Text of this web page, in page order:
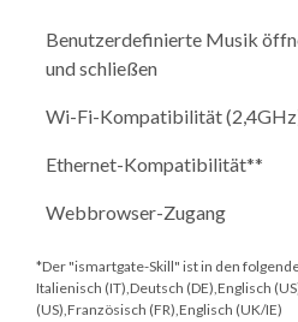
Benutzerdefinierte Musik
und schließen
Wi-Fi-Kompatibilität
Ethernet-Kompatibilität**
Webbrowser-Zugang
*Der "ismartgate-Skill" ist in den
Italienisch (IT),Deutsch (DE),Englisch
(US),Französisch (FR),Englisch (UK/IE)